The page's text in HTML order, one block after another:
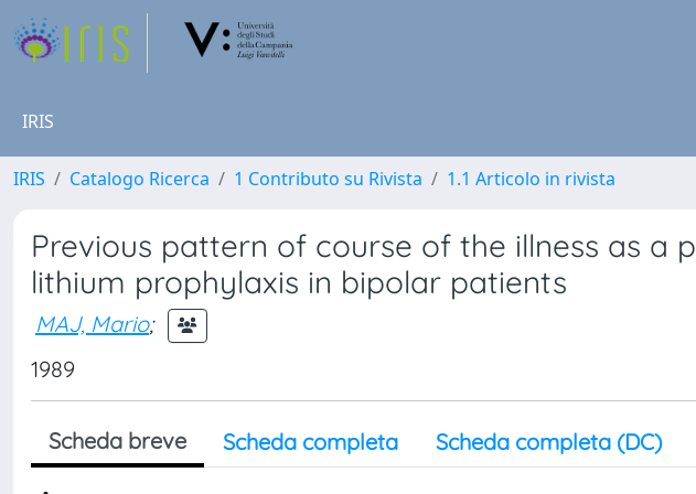
IRIS
IRIS Catalogo Ricerca 1 Contributo su Rivista 1.1 Articolo in rivista
Previous pattern of course of the illness as a
lithium prophylaxis in bipolar patients
MAJ, Mario;
1989
Scheda breve Scheda completa Scheda completa (DC)